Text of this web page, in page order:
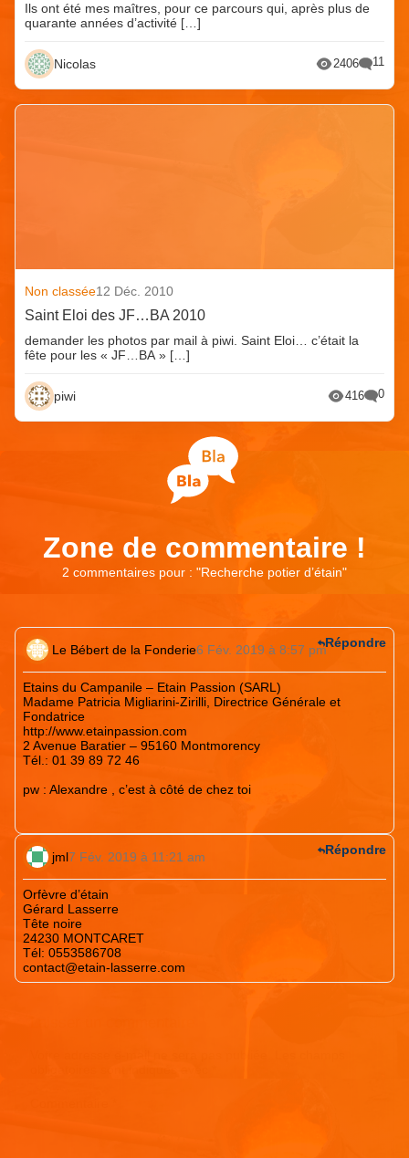
Ils ont été mes maîtres, pour ce parcours qui, après plus de
quarante années d’activité […]
Nicolas 2406 11
Non classée12 Déc. 2010
Saint Eloi des JF…BA 2010
demander les photos par mail à piwi. Saint Eloi… c’était la
fête pour les « JF…BA » […]
piwi 416 0
Zone de commentaire !
2 commentaires pour : "Recherche potier d’étain"
Le Bébert de la Fonderie6 Fév. 2019 à 8:57 pm
Etains du Campanile – Etain Passion (SARL)
Madame Patricia Migliarini-Zirilli, Directrice Générale et
Fondatrice
http://www.etainpassion.com
2 Avenue Baratier – 95160 Montmorency
Tél.: 01 39 89 72 46
pw : Alexandre , c’est à côté de chez toi
Répondre
jml7 Fév. 2019 à 11:21 am
Orfèvre d’étain
Gérard Lasserre
Tête noire
24230 MONTCARET
Tél: 0553586708
contact@etain-lasserre.com
Répondre